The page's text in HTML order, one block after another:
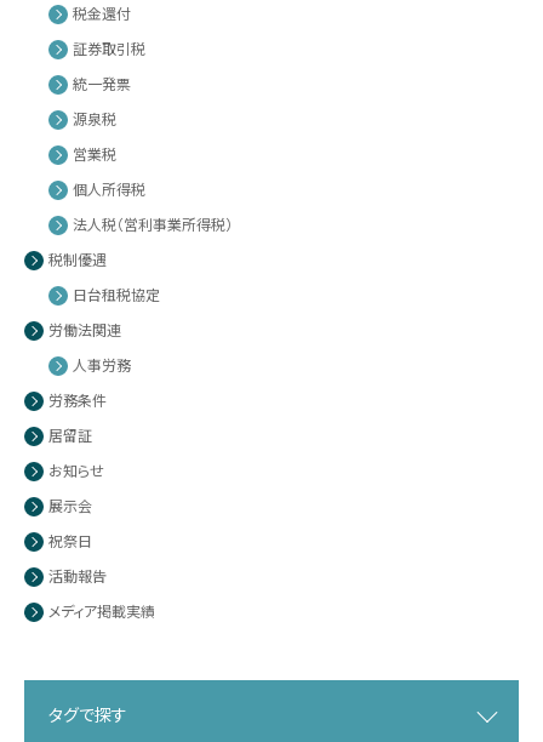
税金還付
証券取引税
統一発票
源泉税
営業税
個人所得税
法人税（営利事業所得税）
税制優遇
日台租税協定
労働法関連
人事労務
労務条件
居留証
お知らせ
展示会
祝祭日
活動報告
メディア掲載実績
タグで探す